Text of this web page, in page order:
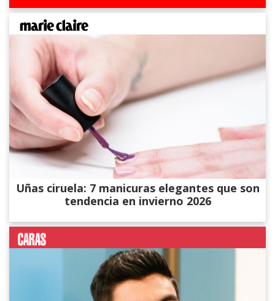
Uñas ciruela: 7 manicuras elegantes que son
tendencia en invierno 2026